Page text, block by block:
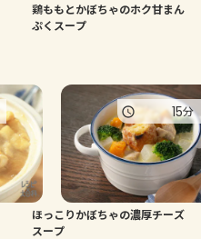
鶏ももとかぼちゃのホク甘まん
ぷくスープ
ほっこりかぼちゃの濃厚チーズ
スープ
15分